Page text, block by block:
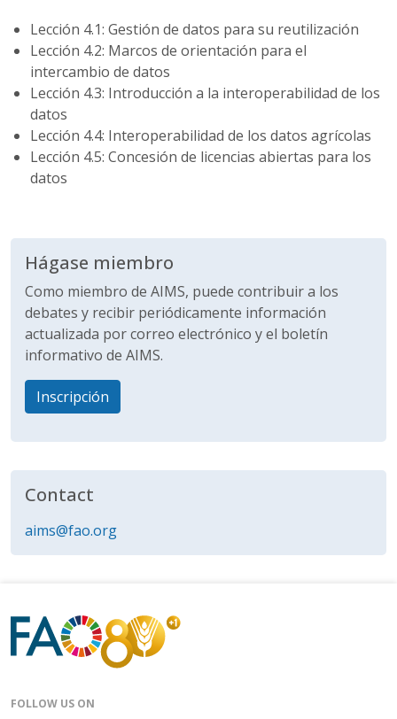
Lección 4.1: Gestión de datos para su reutilización
Lección 4.2: Marcos de orientación para el
intercambio de datos
Lección 4.3: Introducción a la interoperabilidad de los
datos
Lección 4.4: Interoperabilidad de los datos agrícolas
Lección 4.5: Concesión de licencias abiertas para los
datos
Hágase miembro
Como miembro de AIMS, puede contribuir a los
debates y recibir periódicamente información
actualizada por correo electrónico y el boletín
informativo de AIMS.
Inscripción
Contact
aims@fao.org
FOLLOW US ON